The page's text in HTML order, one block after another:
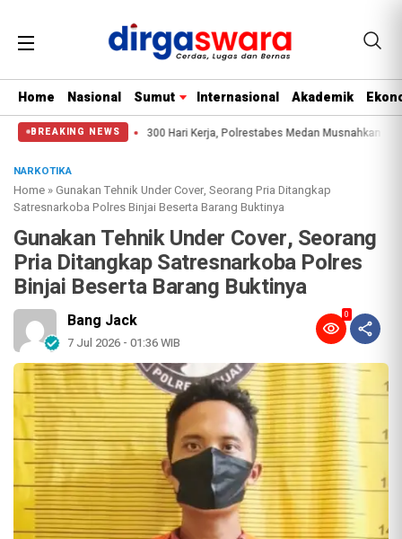
Home Nasional Sumut Internasional Akademik
BREAKING NEWS
Pemuda 300 Hari Kerja, Polrestabes Medan Musnahkan 29.000 Sabu,
NARKOTIKA
Home »Gunakan Tehnik Under Cover, Seorang Pria Ditangkap
Satresnarkoba Polres Binjai Beserta Barang Buktinya
Gunakan Tehnik Under Cover, Seorang
Pria Ditangkap Satresnarkoba Polres
Binjai Beserta Barang Buktinya
Bang Jack
7 Jul 2026 - 01:36 WIB
0